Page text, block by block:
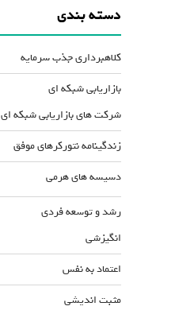
دسته بندی
کلاهبرداری جذب سرمایه
بازاریابی شبکه ای
شرکت های بازاریابی شبکه ای
زندگینامه نتورکرهای موفق
دسیسه های هرمی
رشد و توسعه فردی
انگیزشی
اعتماد به نفس
مثبت اندیشی